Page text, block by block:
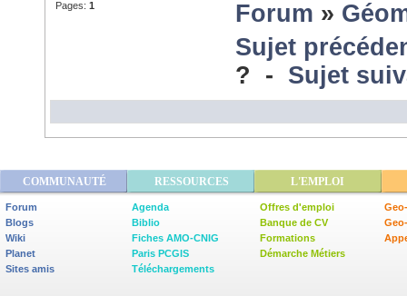
Pages: 1 Forum »
Sujet
? - Sujet
COMMUNAUTÉ RESSOURCES L'EMPLOI
Forum
Blogs
Wiki
Planet
Sites amis
Agenda
Biblio
Fiches AMO-CNIG
Paris PCGIS
Téléchargements
Offres d'emploi
Banque de CV
Formations
Démarche Métiers